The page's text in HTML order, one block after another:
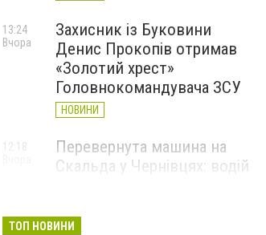
Захисник із Буковини
Денис Прокопів отримав
«Золотий хрест»
Головнокомандувача ЗСУ
НОВИНИ
13:24
Вчора
Перевернута машина на
Скальда у Чернівцях: водій
12:18
ТОП НОВИНИ